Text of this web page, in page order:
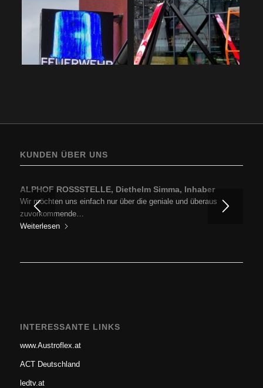
KUNDEN ÜBER UNS
ALPHOF ROSSSTELLE, Diethelm Simma, Inhaber
Wir möchten uns einfach nur über die geniale und überaus
zuvorkommende…
Weiterlesen
INTERESSANTE LINKS
www.Austroflex.at
ACT Deutschland
ledtv.at